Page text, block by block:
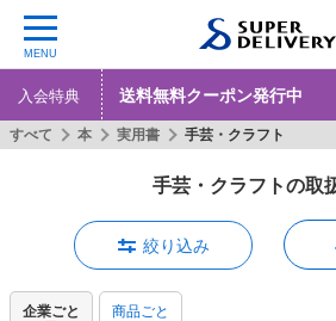
MENU
入会特典 送料無料クーポン発行中
手芸・クラフトの取
すべて 本 実用書 手芸・クラフト
絞り込み
企業ごと 商品ごと